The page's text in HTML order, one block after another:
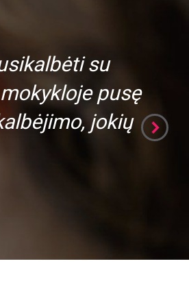
su
pusę
jokių